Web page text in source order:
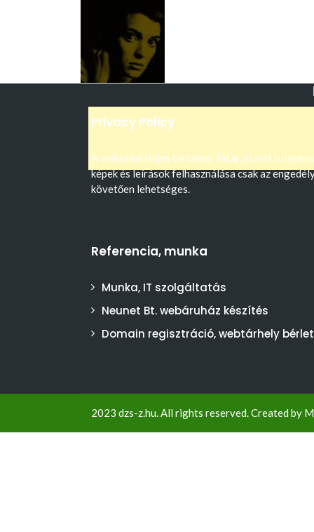
Privacy Policy
A weboldal teljes tartalma Tatár József
képek és leírások felhasználása csak az
követően lehetséges.
Referencia, munka
Munka, IT szolgáltatás
Neunet Bt. webáruház készítés
Domain regisztráció, webtárhely bérlet
2023 dzs-z.hu. All rights reserved. Created by